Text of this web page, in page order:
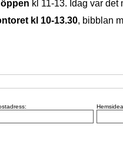
kl 11-13. Idag var
kl 10-13.30, bibblan